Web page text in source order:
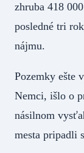
zhruba 418
posledné tri
nájmu.
Pozemky ešte
Nemci, išlo o
násilnom
mesta pripadli